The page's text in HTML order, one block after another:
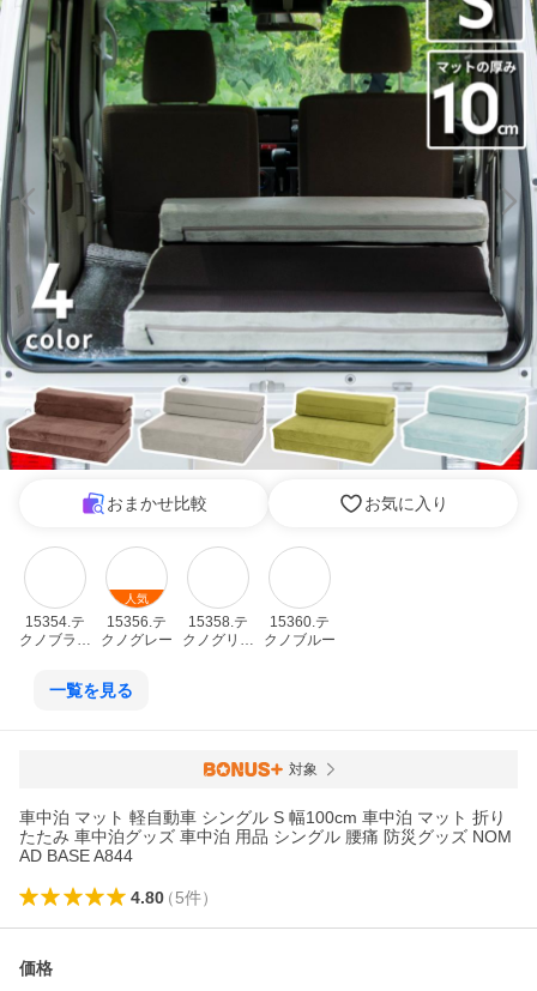
おまかせ比較 お気に入り
15354.テ
クノブラウ
人気
15356.テ
クノグレー
15358.テ
クノグリー
15360.テ
クノブルー
一覧を見る
対象
車中泊 マット 軽自動車 シングル S 幅100cm 車中泊 マット 折り
たたみ 車中泊グッズ 車中泊 用品 シングル 腰痛 防災グッズ NOM
AD BASE A844
4.80（5件）
価格